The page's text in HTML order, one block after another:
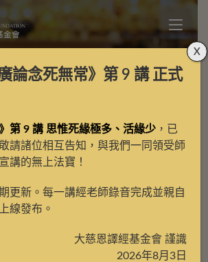
派八蚌寺風格
> 噶瑪嘎孜派八蚌寺風格
廣論念死無常》第 9 講正式
第 9 講 思惟死緣極多、活緣少 ，已
請諸位相互告知，與我們一同領受師
講的無上法寶！
更新。每一講經老師錄音完成並親自
線發布。
大慈恩譯經基金會 謹識
2026年8月3日
X